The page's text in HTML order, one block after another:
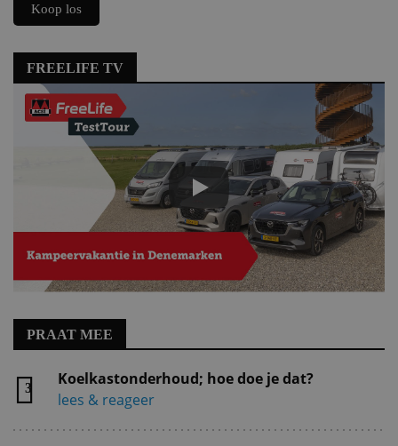
Koop los
FREELIFE TV
PRAAT MEE
3
Koelkastonderhoud; hoe doe je dat?
lees & reageer